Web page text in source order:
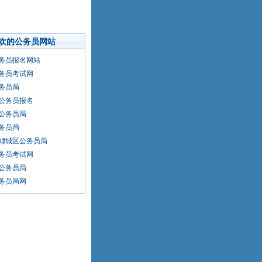
的公务员网站
员报名网站
员考试网
员局
务员报名
务员局
员局
城区公务员局
员考试网
务员局
员局网